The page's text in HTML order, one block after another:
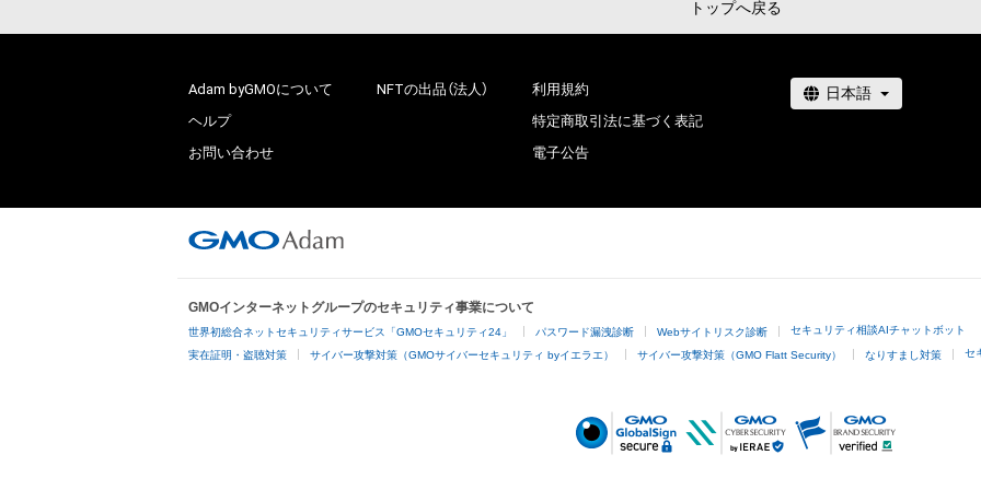
トップへ戻る
Adam byGMOについて
ヘルプ
お問い合わせ
NFTの出品（法人）
利用規約
特定商取引法に基づく表記
電子公告
GMOインターネットグループのセキュリティ事業について
世界初総合ネットセキュリティサービス「GMOセキュリティ24」 パスワード漏洩診断 Webサイトリスク診断 セキュリティ相談AIチャットボット
実在証明・盗聴対策 サイバー攻撃対策（GMOサイバーセキュリティ byイエラエ） サイバー攻撃対策（GMO Flatt Security） なりすまし対策 セ